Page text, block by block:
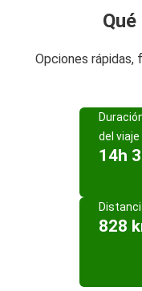
Opciones rápidas,
del viaje
14h
828